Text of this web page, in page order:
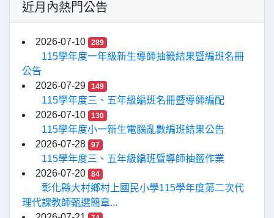
近月內熱門公告
2026-07-10 289
115學年度一年級新生導師抽籤結果暨編班名冊
公告
2026-07-29
149
115學年度三、五年級編班名冊暨導師編配
2026-07-10
130
115學年度小一新生電腦亂數編班結果公告
2026-07-28
97
115學年度三、五年級編班暨導師抽籤作業
2026-07-20
84
彰化縣大村鄉村上國民小學115學年度第二次代
理代課教師甄選簡章...